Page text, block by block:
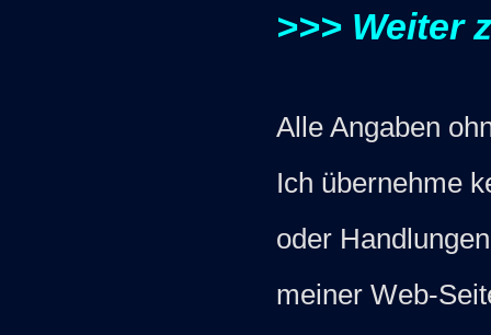
>>> Weiter
Alle Angaben
Ich übernehme
oder
meiner Web-